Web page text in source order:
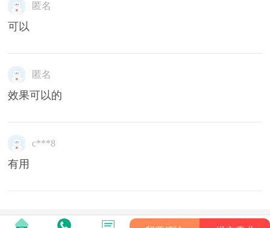
匿名
可以
匿名
效果可以的
c***8
有用